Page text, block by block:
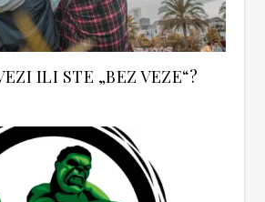
ILI STE „BEZ VEZE“?